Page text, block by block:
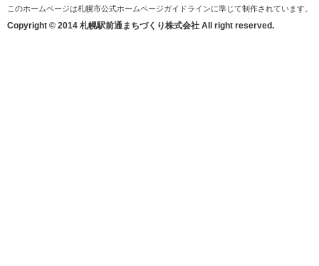
このホームページは札幌市公式ホームページガイドラインに準じて制作されています。
Copyright © 2014 札幌駅前通まちづくり株式会社 All right reserved.